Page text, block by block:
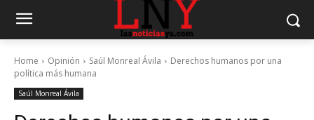
Home Opinión Saúl Monreal Ávila
Derechos humanos por una
política más humana
Saúl Monreal Ávila